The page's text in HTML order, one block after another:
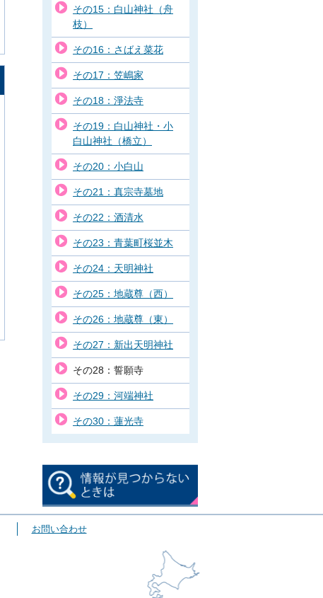
その15：白山神社（舟
枝）
その16：さばえ菜花
その17：笠嶋家
その18：淨法寺
その19：白山神社・小
白山神社（橋立）
その20：小白山
その21：真宗寺墓地
その22：酒清水
その23：青葉町桜並木
その24：天明神社
その25：地蔵尊（西）
その26：地蔵尊（東）
その27：新出天明神社
その28：誓願寺
その29：河端神社
その30：蓮光寺
お問い合わせ